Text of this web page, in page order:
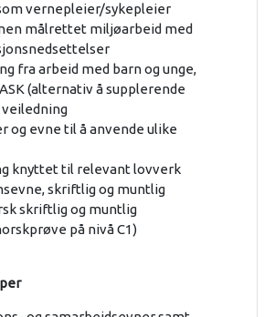
vernepleier/sykepleier
målrettet miljøarbeid med
fra arbeid med barn og unge,
(alternativ å supplerende
og evne til å anvende ulike
knyttet til relevant lovverk
skriftlig og muntlig
skriftlig og muntlig
på nivå C1)